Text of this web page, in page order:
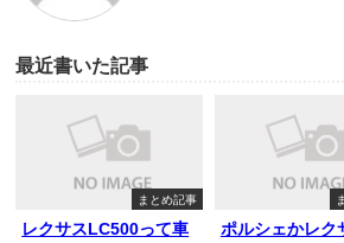
最近書いた記事
まとめ記事
レクサスLC500って車 ポルシェかレク